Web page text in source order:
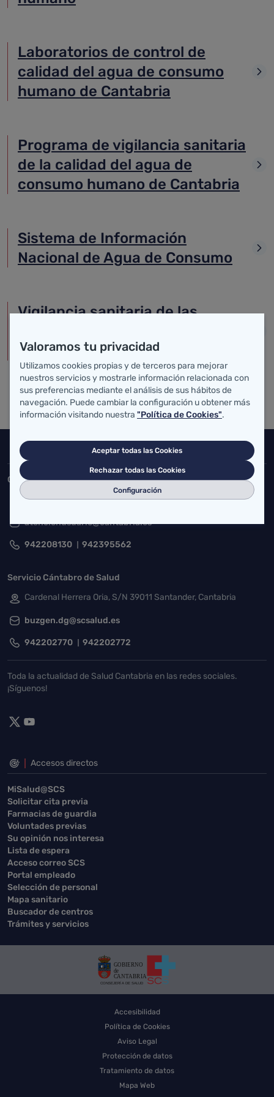
Laboratorios de control de
calidad del agua de consumo
humano de Cantabria
Programa de vigilancia sanitaria
de la calidad del agua de
consumo humano de Cantabria
Sistema de Información
Nacional de Agua de Consumo
Vigilancia sanitaria de las
Cantabria
Inicio del pie de página
Salud Cantabria
Consejería de Salud
Federico Vial 13, 39009 Santander, Cantabria
atencionusuario@cantabria.es
942208130 942395562
Servicio Cántabro de Salud
Cardenal Herrera Oria, S/N 39011 Santander, Cantabria
buzgen.dg@scsalud.es
942202770 942202772
Toda la actualidad de Salud Cantabria en las redes sociales.
¡Síguenos!
Accesos directos
MiSalud@SCS
Solicitar cita previa
Farmacias de guardia
Voluntades previas
Su opinión nos interesa
Lista de espera
Acceso correo SCS
Portal empleado
Selección de personal
Mapa sanitario
Buscador de centros
Trámites y servicios
Accesibilidad
Política de Cookies
Aviso Legal
Protección de datos
Tratamiento de datos
Mapa Web
Valoramos tu privacidad
Utilizamos cookies propias y de terceros para mejorar
nuestros servicios y mostrarle información relacionada con
sus preferencias mediante el análisis de sus hábitos de
navegación. Puede cambiar la configuración u obtener más
información visitando nuestra "Política de Cookies".
Aceptar todas las Cookies
Rechazar todas las Cookies
Configuración